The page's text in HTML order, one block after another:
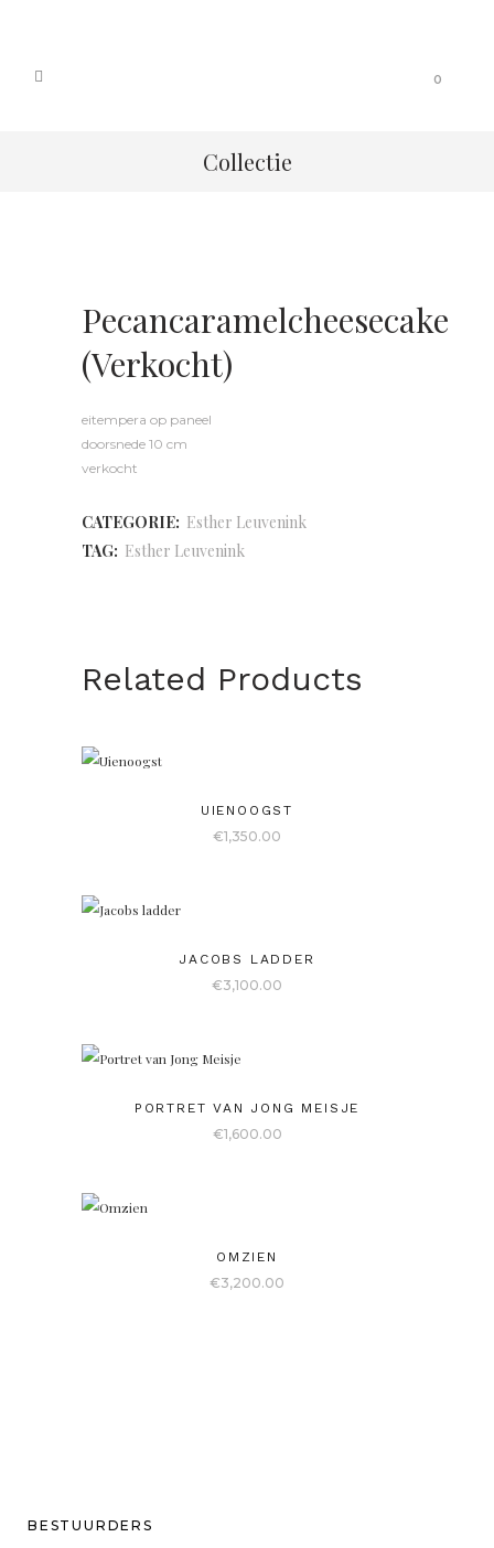
0
Collectie
Pecancaramelcheesecake
(verkocht)
eitempera op paneel
doorsnede 10 cm
verkocht
CATEGORIE: Esther Leuvenink
TAG: Esther Leuvenink
Related Products
UIENOOGST
€1,350.00
JACOBS LADDER
€3,100.00
PORTRET VAN JONG MEISJE
€1,600.00
OMZIEN
€3,200.00
BESTUURDERS